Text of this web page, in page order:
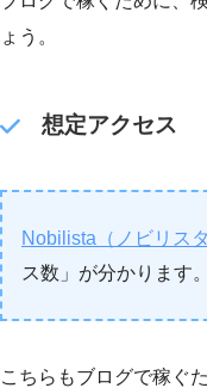
ょう。
想定アクセス
Nobilista（ノビリスタ
ス数」が分かります。
こちらもブログで稼ぐ